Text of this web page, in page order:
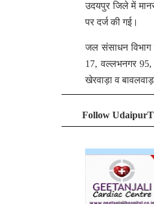
उदयपुर जिले में
पर दर्ज की गई।
जल संसाधन विभाग
17, वल्लभनगर 95,
खेरवाड़ा व
Follow